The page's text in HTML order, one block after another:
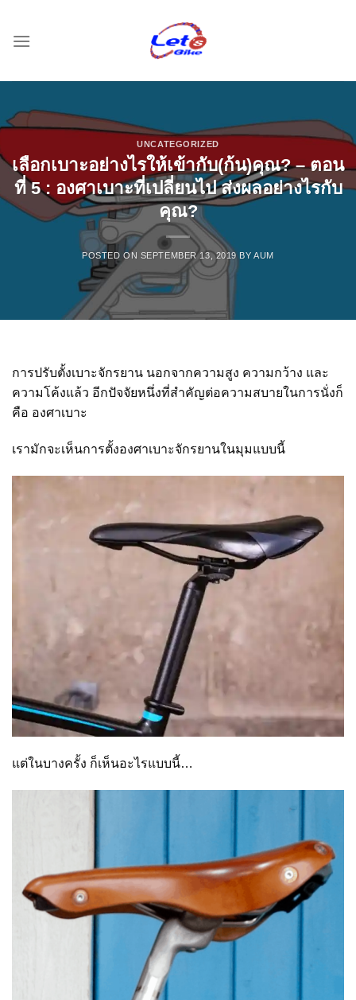
content
UNCATEGORIZED
เลือกเบาะอย่างไรให้เข้ากับ(ก้น)คุณ? – ตอน
ที่ 5 : องศาเบาะที่เปลี่ยนไป ส่งผลอย่างไรกับ
คุณ?
POSTED ON SEPTEMBER 13, 2019BYAUM
การปรับตั้งเบาะจักรยาน นอกจากความสูง ความกว้าง และ
ความโค้งแล้ว อีกปัจจัยหนึ่งที่สำคัญต่อความสบายในการนั่งก็
คือ องศาเบาะ
เรามักจะเห็นการตั้งองศาเบาะจักรยานในมุมแบบนี้
แต่ในบางครั้ง ก็เห็นอะไรแบบนี้…